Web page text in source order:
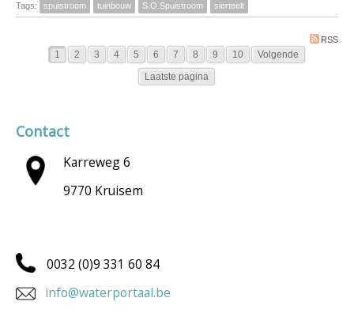
Tags: spuistroom tuinbouw S.O.Spuistroom sierteelt
RSS
1 2 3 4 5 6 7 8 9 10
Volgende
Laatste pagina
Contact
Karreweg 6
9770 Kruisem
0032 (0)9 331 60 84
info@waterportaal.be